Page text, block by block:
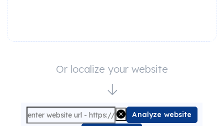
Or localize your website
Analyze website